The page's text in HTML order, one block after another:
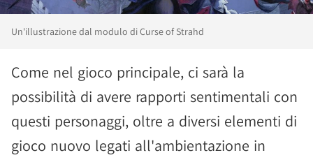
Un'illustrazione dal modulo di Curse of Strahd
Come nel gioco principale, ci sarà la
possibilità di avere rapporti sentimentali con
questi personaggi, oltre a diversi elementi di
gioco nuovo legati all'ambientazione in